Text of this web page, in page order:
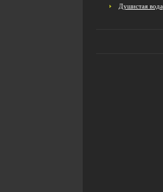
Душистая вода